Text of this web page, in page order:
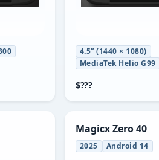
4.5” (1440 × 1080)
MediaTek Helio G99
$???
Magicx Zero 40
2025 Android 14